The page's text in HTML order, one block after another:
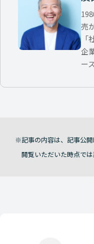
売
「
企
ー
記事の内容は、記事公開
閲覧いただいた時点で